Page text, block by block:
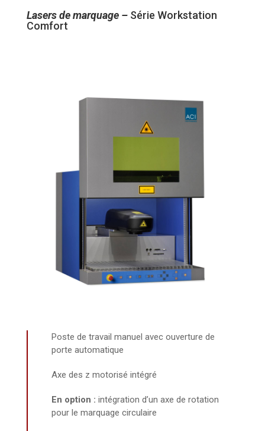
Lasers de marquage – Série Workstation
Comfort
Poste de travail manuel avec ouverture de
porte automatique
Axe des z motorisé intégré
En option : intégration d’un axe de rotation
pour le marquage circulaire